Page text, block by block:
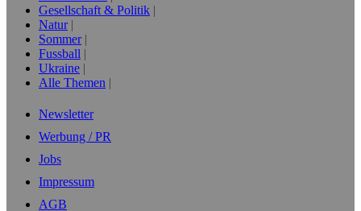
Gesellschaft & Politik
Natur
Sommer
Fussball
Ukraine
Alle Themen
Newsletter
Werbung / PR
Jobs
Impressum
AGB